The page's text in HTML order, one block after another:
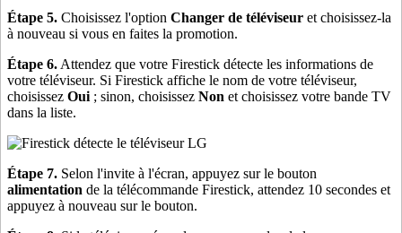
Étape 5. Choisissez l'option Changer de téléviseur et choisissez-la
à nouveau si vous en faites la promotion.
Étape 6. Attendez que votre Firestick détecte les informations de
votre téléviseur. Si Firestick affiche le nom de votre téléviseur,
choisissez Oui ; sinon, choisissez Non et choisissez votre bande TV
dans la liste.
Étape 7. Selon l'invite à l'écran, appuyez sur le bouton
alimentation de la télécommande Firestick, attendez 10 secondes et
appuyez à nouveau sur le bouton.